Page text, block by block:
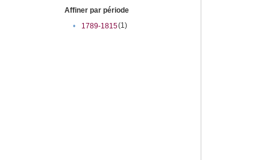
Affiner par période
•
1789-1815(1)